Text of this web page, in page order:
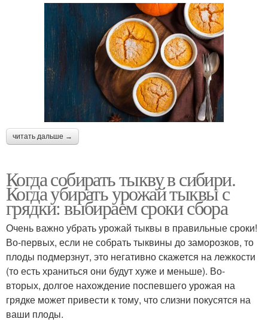
читать дальше →
Когда собирать тыкву в сибири.
Когда убирать урожай тыквы с
грядки: выбираем сроки сбора
Очень важно убрать урожай тыквы в правильные сроки!
Во-первых, если не собрать тыквины до заморозков, то
плоды подмерзнут, это негативно скажется на лежкости
(то есть храниться они будут хуже и меньше). Во-
вторых, долгое нахождение поспевшего урожая на
грядке может привести к тому, что слизни покусятся на
ваши плоды.